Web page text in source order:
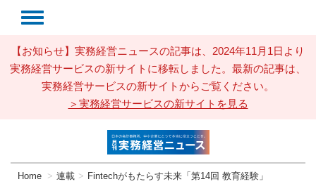
【お知らせ】実務経営ニュースの記事は、2024年11月1日より
実務経営サービスの新サイトに移転しました。最新の記事は、
実務経営サービスの新サイトからご覧ください。
＞実務経営サービスの新サイトを見る
Home 連載 Fintechがもたらす未来「第14回 教育経験」